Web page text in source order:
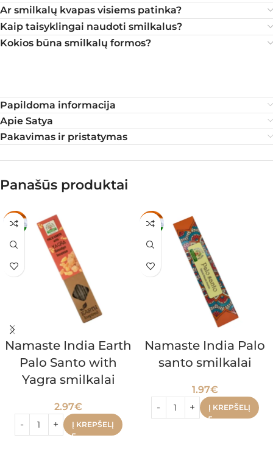
Ar smilkalų kvapas visiems patinka?
Kaip taisyklingai naudoti smilkalus?
Kokios būna smilkalų formos?
Papildoma informacija
Apie Satya
Pakavimas ir pristatymas
Panašūs produktai
Namaste India Earth
Palo Santo with
Yagra smilkalai
2.97€
Į KREPŠELĮ
Namaste India Palo
santo smilkalai
1.97€
Į KREPŠELĮ